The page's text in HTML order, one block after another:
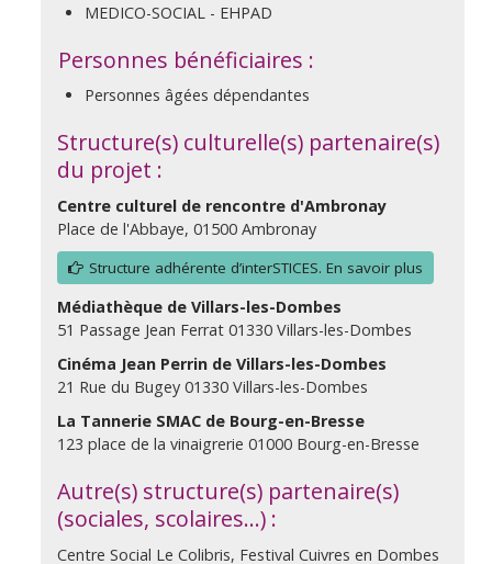
MEDICO-SOCIAL - EHPAD
Personnes bénéficiaires :
Personnes âgées dépendantes
Structure(s) culturelle(s) partenaire(s)
du projet :
Centre culturel de rencontre d'Ambronay
Place de l'Abbaye, 01500 Ambronay
Structure adhérente d’interSTICES. En savoir plus
Médiathèque de Villars-les-Dombes
51 Passage Jean Ferrat 01330 Villars-les-Dombes
Cinéma Jean Perrin de Villars-les-Dombes
21 Rue du Bugey 01330 Villars-les-Dombes
La Tannerie SMAC de Bourg-en-Bresse
123 place de la vinaigrerie 01000 Bourg-en-Bresse
Autre(s) structure(s) partenaire(s)
(sociales, scolaires…) :
Centre Social Le Colibris, Festival Cuivres en Dombes